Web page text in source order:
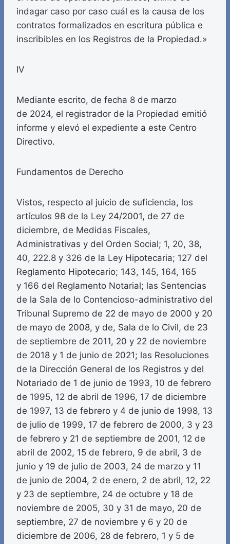
indagar caso por caso cuál es la causa de los
contratos formalizados en escritura pública e
inscribibles en los Registros de la Propiedad.»
IV
Mediante escrito, de fecha 8 de marzo
de 2024, el registrador de la Propiedad emitió
informe y elevó el expediente a este Centro
Directivo.
Fundamentos de Derecho
Vistos, respecto al juicio de suficiencia, los
artículos 98 de la Ley 24/2001, de 27 de
diciembre, de Medidas Fiscales,
Administrativas y del Orden Social; 1, 20, 38,
40, 222.8 y 326 de la Ley Hipotecaria; 127 del
Reglamento Hipotecario; 143, 145, 164, 165
y 166 del Reglamento Notarial; las Sentencias
de la Sala de lo Contencioso-administrativo del
Tribunal Supremo de 22 de mayo de 2000 y 20
de mayo de 2008, y de, Sala de lo Civil, de 23
de septiembre de 2011, 20 y 22 de noviembre
de 2018 y 1 de junio de 2021; las Resoluciones
de la Dirección General de los Registros y del
Notariado de 1 de junio de 1993, 10 de febrero
de 1995, 12 de abril de 1996, 17 de diciembre
de 1997, 13 de febrero y 4 de junio de 1998, 13
de julio de 1999, 17 de febrero de 2000, 3 y 23
de febrero y 21 de septiembre de 2001, 12 de
abril de 2002, 15 de febrero, 9 de abril, 3 de
junio y 19 de julio de 2003, 24 de marzo y 11
de junio de 2004, 2 de enero, 2 de abril, 12, 22
y 23 de septiembre, 24 de octubre y 18 de
noviembre de 2005, 30 y 31 de mayo, 20 de
septiembre, 27 de noviembre y 6 y 20 de
diciembre de 2006, 28 de febrero, 1 y 5 de